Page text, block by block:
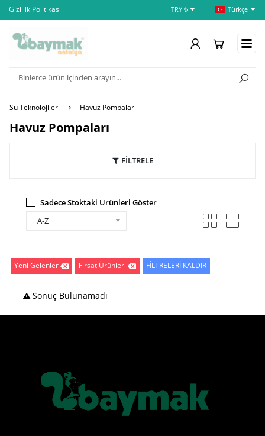
Gizlilik Politikası İptal ve İade Şartları
TRY ₺ Türkçe
Su Teknolojileri Havuz Pompaları
Havuz Pompaları
FİLTRELE
Sadece Stoktaki Ürünleri Göster
A-Z
Yeni Gelenler Fırsat Ürünleri FİLTRELERİ KALDIR
Sonuç Bulunamadı